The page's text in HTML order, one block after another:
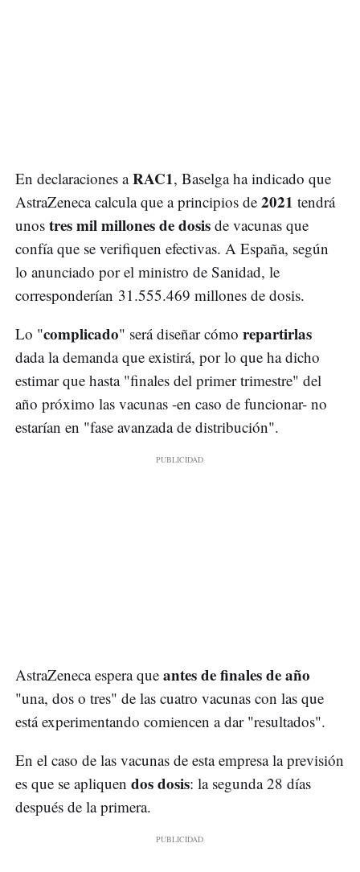
En declaraciones aRAC1, Baselga ha indicado que
AstraZeneca calcula que a principios de 2021 tendrá
unos tres mil millones de dosis de vacunas que
confía que se verifiquen efectivas. A España, según
lo anunciado por el ministro de Sanidad, le
corresponderían 31.555.469 millones de dosis.
Lo "complicado" será diseñar cómo repartirlas
dada la demanda que existirá, por lo que ha dicho
estimar que hasta "finales del primer trimestre" del
año próximo las vacunas -en caso de funcionar- no
estarían en "fase avanzada de distribución".
AstraZeneca espera que antes de finales de año
"una, dos o tres" de las cuatro vacunas con las que
está experimentando comiencen a dar "resultados".
En el caso de las vacunas de esta empresa la previsión
es que se apliquen dos dosis: la segunda 28 días
después de la primera.